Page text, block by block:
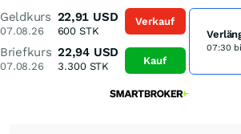
Geldkurs
07.08.26
22,91 USD
600 STK
Briefkurs
07.08.26
22,94 USD
3.300STK
Verkauf
Kauf
07:30